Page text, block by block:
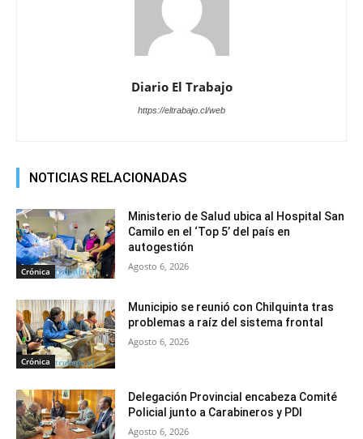
Diario El Trabajo
https://eltrabajo.cl/web
NOTICIAS RELACIONADAS
Crónica
Ministerio de Salud ubica al Hospital San
Camilo en el ‘Top 5’ del país en
autogestión
Agosto 6, 2026
Crónica
Municipio se reunió con Chilquinta tras
problemas a raíz del sistema frontal
Agosto 6, 2026
Delegación Provincial encabeza Comité
Policial junto a Carabineros y PDI
Agosto 6, 2026